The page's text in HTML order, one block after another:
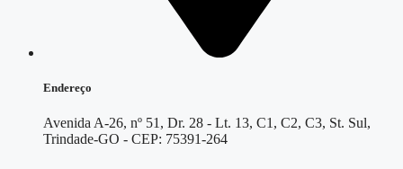
Endereço
Avenida A-26, nº 51, Dr. 28 - Lt. 13, C1, C2, C3, St. Sul,
Trindade-GO - CEP: 75391-264